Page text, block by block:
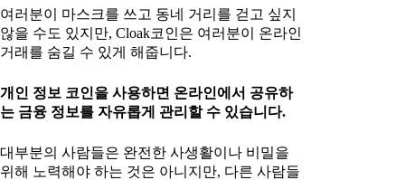
여러분이 마스크를 쓰고 동네 거리를 걷고 싶지
않을 수도 있지만, Cloak코인은 여러분이 온라인
거래를 숨길 수 있게 해줍니다.
개인 정보 코인을 사용하면 온라인에서 공유하
는 금융 정보를 자유롭게 관리할 수 있습니다.
대부분의 사람들은 완전한 사생활이나 비밀을
위해 노력해야 하는 것은 아니지만, 다른 사람들